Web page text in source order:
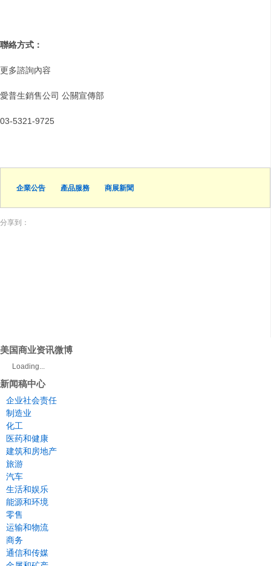
聯絡方式：
更多諮詢內容
愛普生銷售公司 公關宣傳部
03-5321-9725
企業公告 產品服務 商展新聞
分享到：
美国商业资讯微博
Loading...
新闻稿中心
企业社会责任
制造业
化工
医药和健康
建筑和房地产
旅游
汽车
生活和娱乐
能源和环境
零售
运输和物流
商务
通信和传媒